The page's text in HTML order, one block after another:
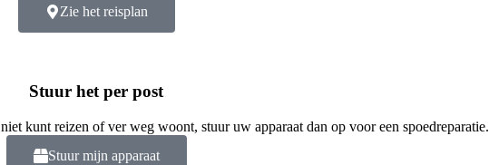
Zie het reisplan
Stuur het per post
kunt reizen of ver weg woont, stuur uw apparaat dan op voor een spoedreparatie.
Stuur mijn apparaat